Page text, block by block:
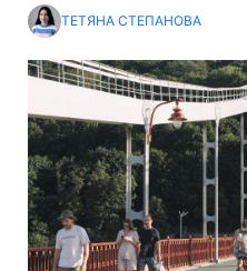
ТЕТЯНА СТЕПАНОВА